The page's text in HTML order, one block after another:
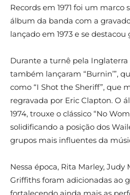
Records em 1971 foi um
álbum da banda com a
lançado em 1973 e se
Durante a turnê pela Inglaterra
também lançaram “Burnin’”,
como “I Shot the Sheriff”, que
regravada por Eric Clapton. O
1974, trouxe o clássico “No
solidificando a posição dos
grupos mais influentes da
Nessa época, Rita Marley, Judy
Griffiths foram adicionadas ao